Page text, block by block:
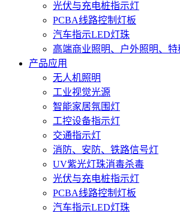
光伏与充电桩指示灯
PCBA线路控制灯板
汽车指示LED灯珠
高端商业照明、户外照明、特
产品应用
无人机照明
工业视觉光源
智能家居氛围灯
工控设备指示灯
交通指示灯
消防、安防、铁路信号灯
UV紫光灯珠消毒杀毒
光伏与充电桩指示灯
PCBA线路控制灯板
汽车指示LED灯珠